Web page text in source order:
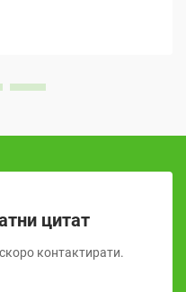
цитат
контактирати.